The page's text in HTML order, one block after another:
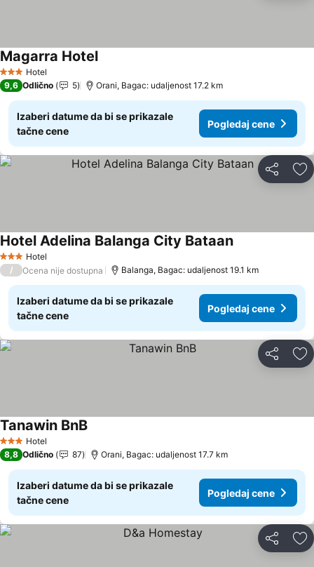
3 Zvezdice
Hotel
Magarra HotelPogledaj cene
9,6 Odlično 5 Orani, Bagac: udaljenost 17.2 km
Izaberi datume da bi se prikazale
tačne cene
Pogledaj cene
Deli
3 Zvezdice
Hotel
Hotel Adelina Balanga City BataanPogledaj cene
/ Ocena nije dostupna Balanga, Bagac: udaljenost 19.1 km
Izaberi datume da bi se prikazale
tačne cene
Pogledaj cene
Deli
3 Zvezdice
Hotel
Tanawin BnBPogledaj cene
8,8 Odlično 87 Orani, Bagac: udaljenost 17.7 km
Izaberi datume da bi se prikazale
tačne cene
Pogledaj cene
Deli